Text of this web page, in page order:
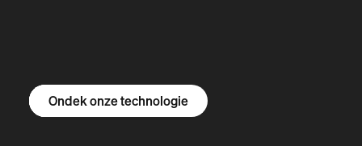
Ontdek de R1S
Ontdek de R1T
Ontdek de bestelbus
Ondek onze technologie